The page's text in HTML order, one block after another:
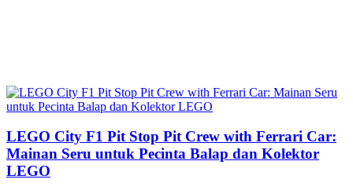
LEGO City F1 Pit Stop Pit Crew with Ferrari Car:
Mainan Seru untuk Pecinta Balap dan Kolektor
LEGO